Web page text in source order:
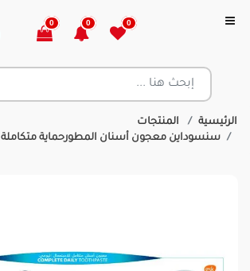
0
0
0
الرئيسية
المنتجات
سنسوداين معجون أسنان المطورحماية متكاملة 75مل